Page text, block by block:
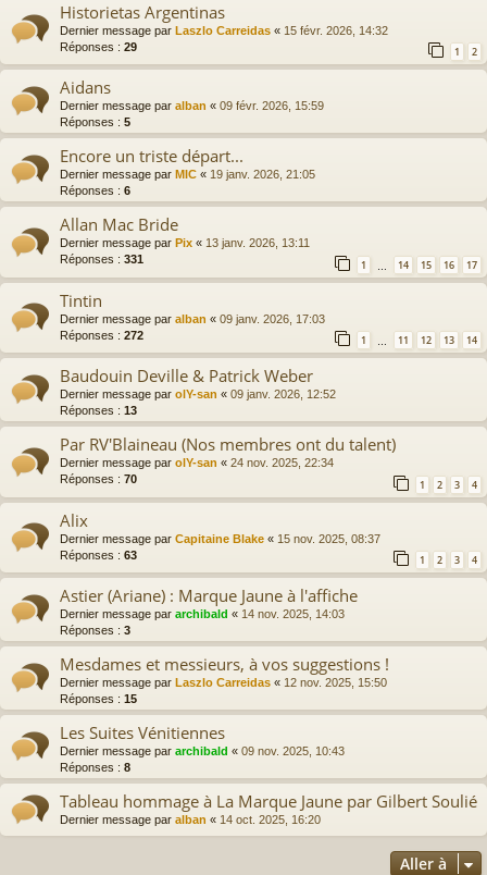
Historietas Argentinas
Dernier message par Laszlo Carreidas « 15 févr. 2026, 14:32
Réponses : 29 1 2
Aidans
Dernier message par alban « 09 févr. 2026, 15:59
Réponses : 5
Encore un triste départ...
Dernier message par MIC « 19 janv. 2026, 21:05
Réponses : 6
Allan Mac Bride
Dernier message par Pix « 13 janv. 2026, 13:11
Réponses : 331 1 14 15 16 17
Tintin
Dernier message par alban « 09 janv. 2026, 17:03
Réponses : 272 1 … 11 12 13 14
Baudouin Deville & Patrick Weber
Dernier message par olY-san « 09 janv. 2026, 12:52
Réponses : 13
Par RV'Blaineau (Nos membres ont du talent)
Dernier message par olY-san « 24 nov. 2025, 22:34
Réponses : 70 1 2 3 4
Alix
Dernier message par Capitaine Blake « 15 nov. 2025, 08:37
Réponses : 63 1 2 3 4
Astier (Ariane) : Marque Jaune à l'affiche
Dernier message par archibald « 14 nov. 2025, 14:03
Réponses : 3
Mesdames et messieurs, à vos suggestions !
Dernier message par Laszlo Carreidas « 12 nov. 2025, 15:50
Réponses : 15
Les Suites Vénitiennes
Dernier message par archibald « 09 nov. 2025, 10:43
Réponses : 8
Tableau hommage à La Marque Jaune par Gilbert Soulié
Dernier message par alban « 14 oct. 2025, 16:20
Aller à